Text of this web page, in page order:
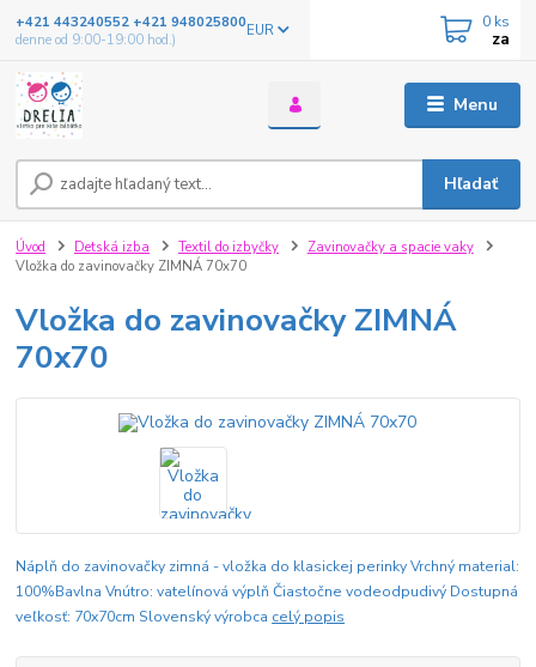
Menu
EUR
Hľadať
+421 443240552 +421 948025800
denne od 9:00-19:00 hod.)
0 ks
za
Úvod Detská izba Textil do izbyčky
Zavinovačky a spacie vaky
Vložka do zavinovačky ZIMNÁ 70x70
Vložka do zavinovačky ZIMNÁ
70x70
Náplň do zavinovačky zimná - vložka do klasickej perinky Vrchný material:
100%Bavlna Vnútro: vatelínová výplň Čiastočne vodeodpudivý Dostupná
veľkosť: 70x70cm Slovenský výrobca celý popis